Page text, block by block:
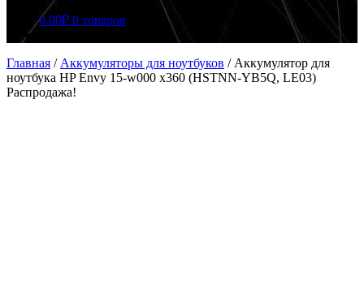
0.00₽ 0 товаров
Главная / Аккумуляторы для ноутбуков / Аккумулятор для
ноутбука HP Envy 15-w000 x360 (HSTNN-YB5Q, LE03)
Распродажа!